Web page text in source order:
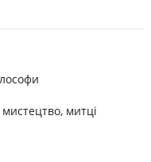
митці